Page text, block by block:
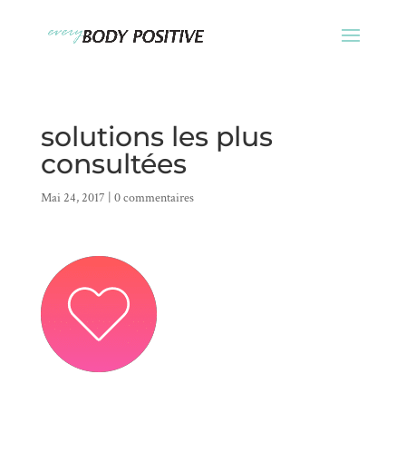
solutions les plus
consultées
Mai 24, 2017 0 commentaires